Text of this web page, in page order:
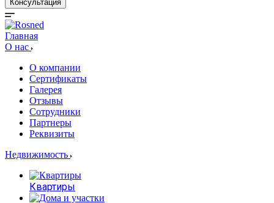
Консультация
Главная
О нас
О компании
Сертификаты
Галерея
Отзывы
Сотрудники
Партнеры
Реквизиты
Недвижимость
Квартиры